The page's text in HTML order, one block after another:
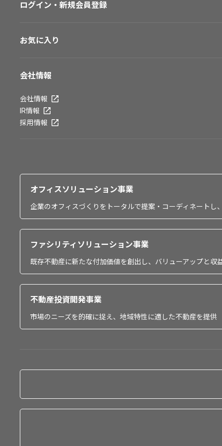
ログイン・新規会員登録
お気に入り
会社情報
会社情報
IR情報
採用情報
オフィスソリューション事業
企業のオフィスづくりをトータルで提案・コーディネート
ファシリティソリューション事業
既存不動産に新たな付加価値を創出し、バリューアップと収
不動産投資開発事業
市場のニーズを的確に捉え、地域特性に適した不動産を提供